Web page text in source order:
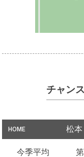
チャン
HOME 松本
今季平均